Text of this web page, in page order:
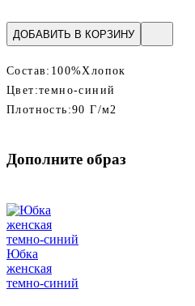
ДОБАВИТЬ В КОРЗИНУ
Состав: 100%Хлопок
Цвет:темно-синий
Плотность:90 Г/м2
Дополните образ
Юбка
женская
темно-синий